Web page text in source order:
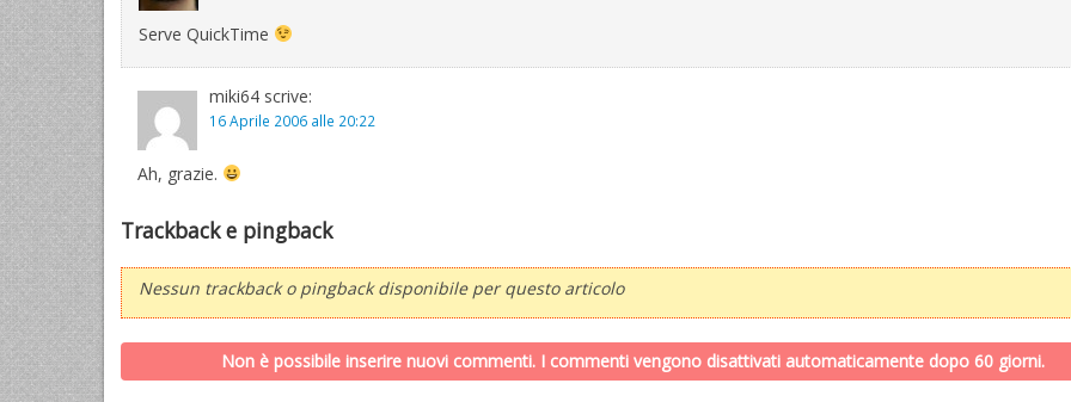
Serve QuickTime
miki64 scrive:
16 Aprile 2006 alle 20:22
Ah, grazie.
Trackback e pingback
Nessun trackback o pingback disponibile per questo articolo
Non è possibile inserire nuovi commenti. I commenti vengono disattivati automaticamente dopo 60 giorni.